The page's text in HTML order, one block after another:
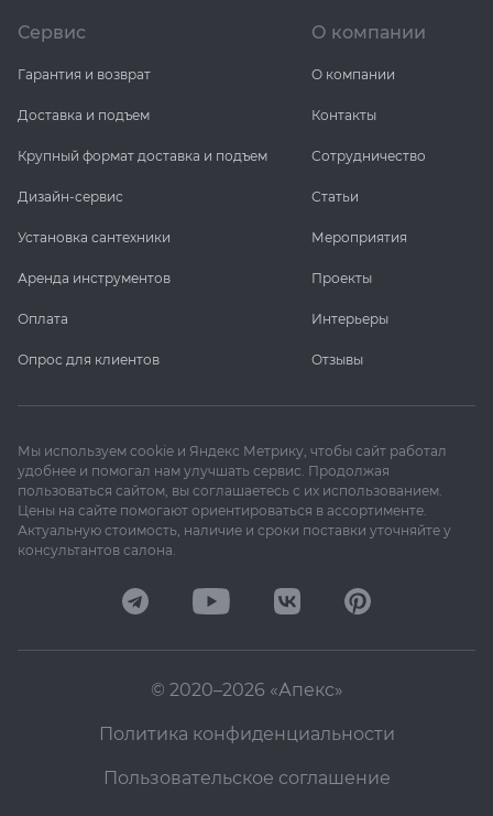
Сервис
Гарантия и возврат
Доставка и подъем
Крупный формат доставка и подъем
Дизайн-сервис
Установка сантехники
Аренда инструментов
Оплата
Опрос для клиентов
О компании
О компании
Контакты
Сотрудничество
Статьи
Мероприятия
Проекты
Интерьеры
Отзывы
Мы используем cookie и Яндекс Метрику, чтобы сайт работал
удобнее и помогал нам улучшать сервис. Продолжая
пользоваться сайтом, вы соглашаетесь с их использованием.
Цены на сайте помогают ориентироваться в ассортименте.
Актуальную стоимость, наличие и сроки поставки уточняйте у
консультантов салона.
© 2020–2026 «Апекс»
Политика конфиденциальности
Пользовательское соглашение